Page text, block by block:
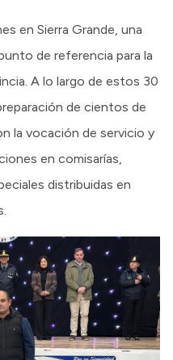
en Sierra Grande, una
de referencia para la
A lo largo de estos 30
de cientos de
la vocación de servicio y
en comisarías,
distribuidas en